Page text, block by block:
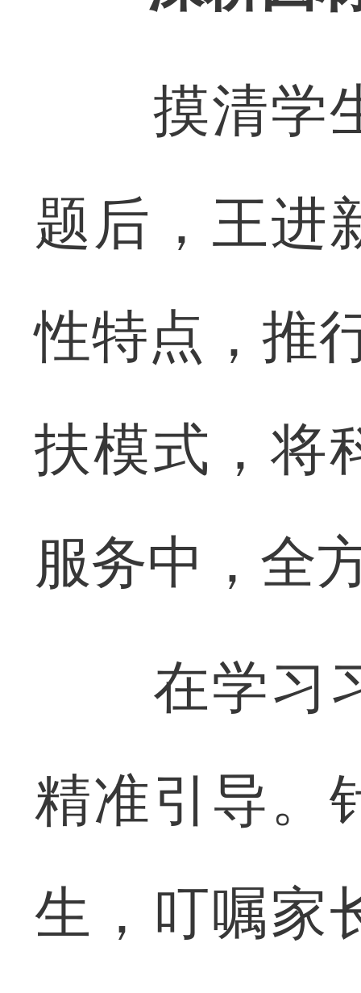
摸清学生
题后，王进
性特点，推
扶模式，将
服务中，全
在学习习
精准引导。
生，叮嘱家